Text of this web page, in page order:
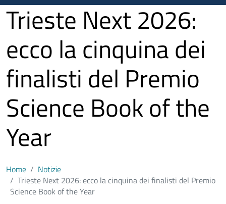
Trieste Next 2026:
ecco la cinquina dei
finalisti del Premio
Science Book of the
Year
Home
Notizie
Trieste Next 2026: ecco la cinquina dei finalisti del Premio
Science Book of the Year